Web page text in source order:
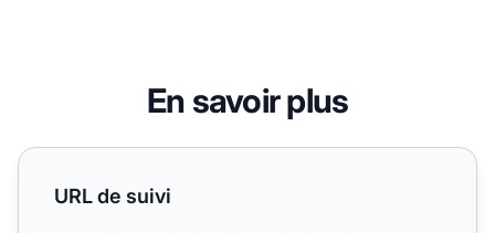
En savoir plus
URL de suivi
URL de suivi